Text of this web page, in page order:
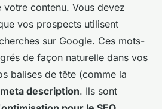
contenu. Vous devez
vos prospects utilisent
sur Google. Ces mots-
de façon naturelle dans vos
balises de tête (comme la
meta description. Ils sont